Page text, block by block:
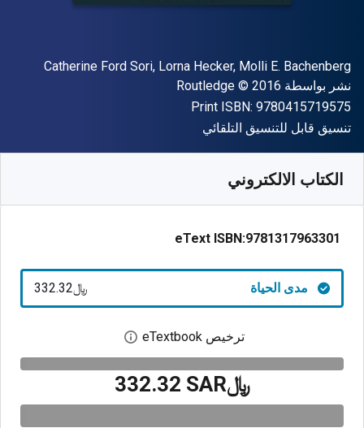
المؤلف (المؤلفون)
Catherine Ford Sori, Lorna Hecker, Molli E. Bachenberg
الناشر
نشر بواسطة Routledge
حقوق الطبع والنشر © 2016
Print ISBN: 9780415719575
شكل
تنسيق قابل للتنسيق التلقائي
الكتاب الالكتروني
eText ISBN:9781317963301
مدى الحياة ﷼‎332.32
ترخيص eTextbook افتح مربع حوار
﷼‎332.32 SAR